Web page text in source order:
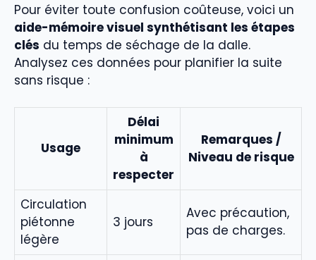
Pour éviter toute confusion coûteuse, voici un
aide-mémoire visuel synthétisant les étapes
clés du temps de séchage de la dalle.
Analysez ces données pour planifier la suite
sans risque :
Usage
Délai
minimum
à
respecter
Remarques /
Niveau de risque
Circulation
piétonne
légère
3 jours
Avec précaution,
pas de charges.